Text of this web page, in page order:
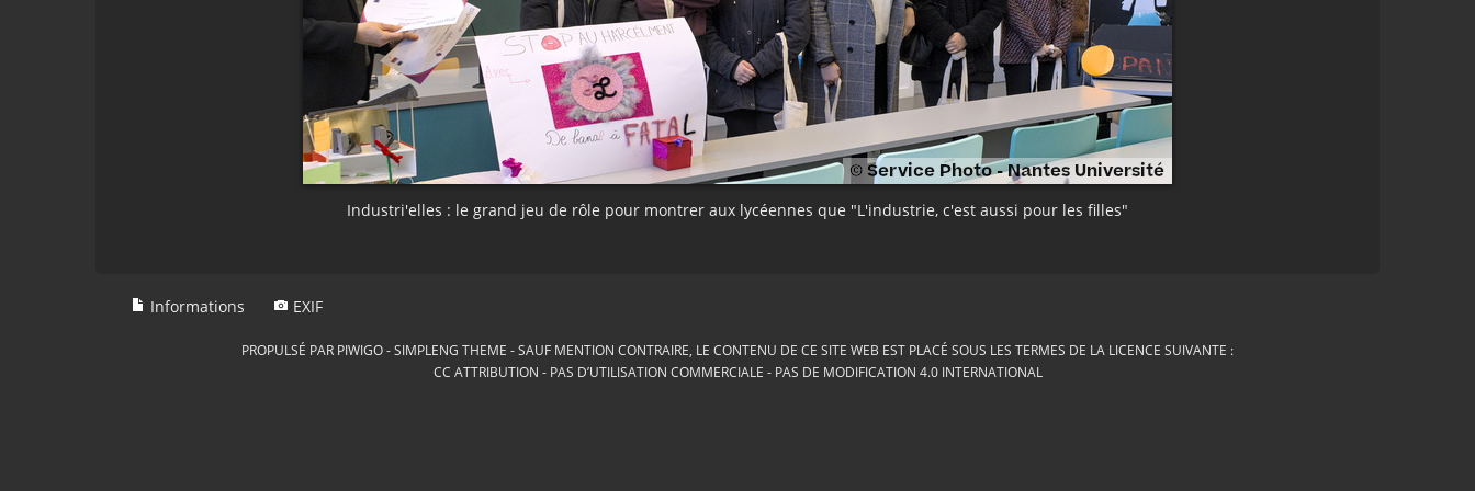
Industri'elles : le grand jeu de rôle pour montrer aux lycéennes que "L'industrie, c'est aussi pour les filles"
Informations EXIF
PROPULSÉ PAR PIWIGO-SIMPLENG THEME
SAUF MENTION CONTRAIRE, LE CONTENU DE CE SITE WEB EST PLACÉ SOUS LES TERMES DE LA LICENCE SUIVANTE :
CC ATTRIBUTION - PAS D’UTILISATION COMMERCIALE - PAS DE MODIFICATION 4.0 INTERNATIONAL